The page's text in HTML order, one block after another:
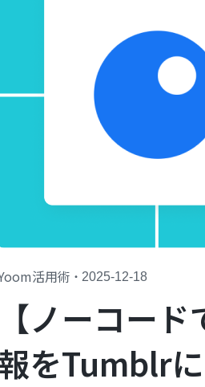
活用術 ・ 2025-12-18
【ノーコー
をTumblr